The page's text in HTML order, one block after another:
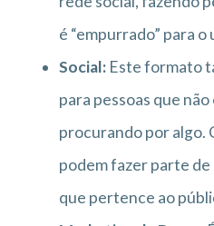
é “empurrado” para o
Social: Este formato
para pessoas que
procurando por algo.
podem fazer parte
que pertence ao